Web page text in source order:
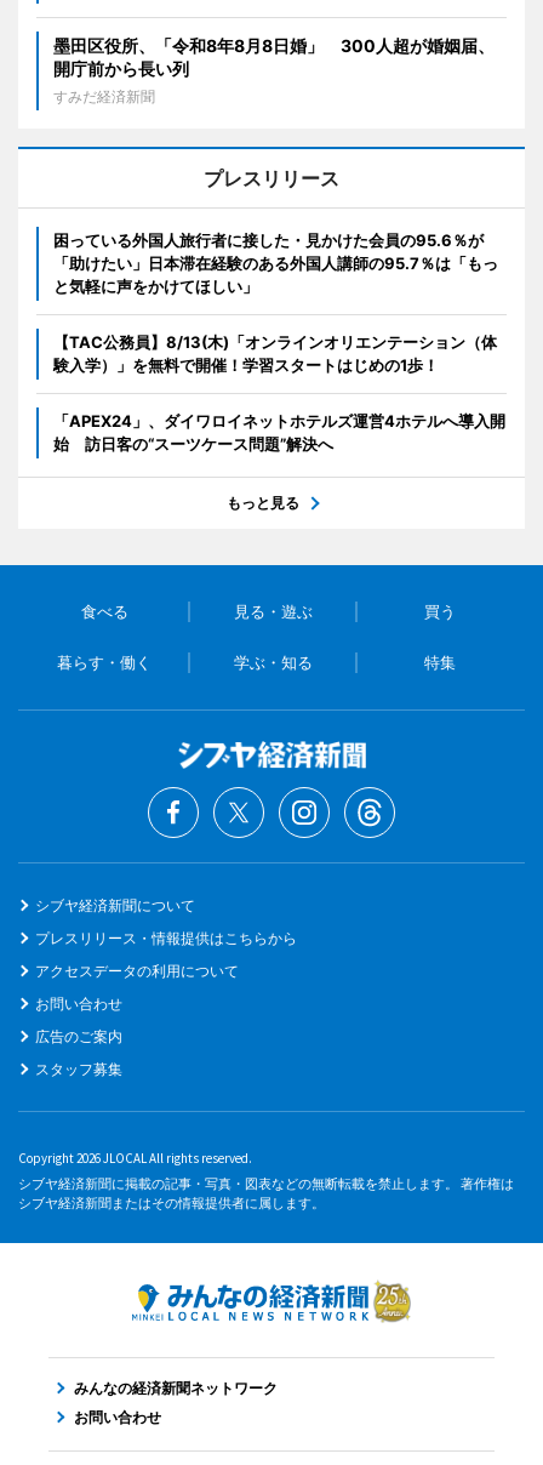
墨田区役所、「令和8年8月8日婚」 300人超が婚姻届、
開庁前から長い列
すみだ経済新聞
プレスリリース
困っている外国人旅行者に接した・見かけた会員の95.6％が
「助けたい」日本滞在経験のある外国人講師の95.7％は「もっ
と気軽に声をかけてほしい」
【TAC公務員】8/13(木)「オンラインオリエンテーション（体
験入学）」を無料で開催！学習スタートはじめの1歩！
「APEX24」、ダイワロイネットホテルズ運営4ホテルへ導入開
始 訪日客の“スーツケース問題”解決へ
もっと見る
食べる 見る・遊ぶ 買う
暮らす・働く 学ぶ・知る 特集
シブヤ経済新聞について
プレスリリース・情報提供はこちらから
アクセスデータの利用について
お問い合わせ
広告のご案内
スタッフ募集
Copyright 2026 JLOCAL All rights reserved.
シブヤ経済新聞に掲載の記事・写真・図表などの無断転載を禁止します。 著作権は
シブヤ経済新聞またはその情報提供者に属します。
みんなの経済新聞ネットワーク
お問い合わせ